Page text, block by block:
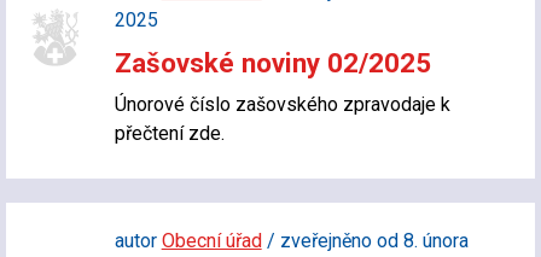
2025
Zašovské noviny 02/2025
Únorové číslo zašovského zpravodaje k
přečtení zde.
autor Obecní úřad/ zveřejněno od 8. února